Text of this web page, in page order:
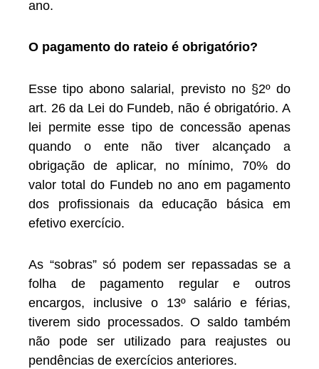
ano.
O pagamento do rateio é obrigatório?
Esse tipo abono salarial, previsto no §2º do
art. 26 da Lei do Fundeb, não é obrigatório. A
lei permite esse tipo de concessão apenas
quando o ente não tiver alcançado a
obrigação de aplicar, no mínimo, 70% do
valor total do Fundeb no ano em pagamento
dos profissionais da educação básica em
efetivo exercício.
As “sobras” só podem ser repassadas se a
folha de pagamento regular e outros
encargos, inclusive o 13º salário e férias,
tiverem sido processados. O saldo também
não pode ser utilizado para reajustes ou
pendências de exercícios anteriores.